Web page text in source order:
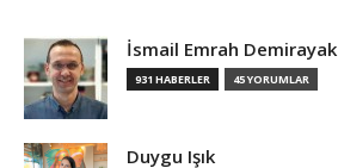
İsmail Emrah Demirayak
931 HABERLER 45 YORUMLAR
Duygu Işık